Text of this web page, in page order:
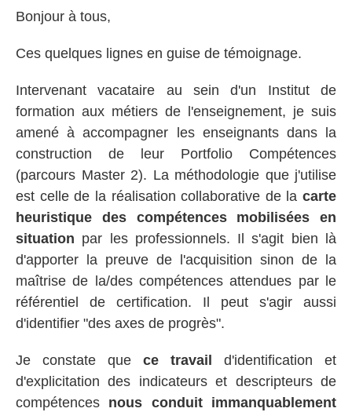
Bonjour à tous,
Ces quelques lignes en guise de témoignage.
Intervenant vacataire au sein d'un Institut de
formation aux métiers de l'enseignement, je suis
amené à accompagner les enseignants dans la
construction de leur Portfolio Compétences
(parcours Master 2). La méthodologie que j'utilise
est celle de la réalisation collaborative de la carte
heuristique des compétences mobilisées en
situation par les professionnels. Il s'agit bien là
d'apporter la preuve de l'acquisition sinon de la
maîtrise de la/des compétences attendues par le
référentiel de certification. Il peut s'agir aussi
d'identifier "des axes de progrès".
Je constate que ce travail
d'identification et
d'explicitation des indicateurs et descripteurs de
compétences nous conduit immanquablement